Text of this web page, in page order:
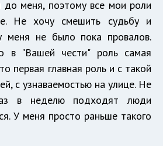
меня, поэтому все мои роли
Не хочу смешить судьбу и
меня не было пока провалов.
в "Вашей чести" роль самая
первая главная роль и с такой
с узнаваемостью на улице. Не
в неделю подходят люди
У меня просто раньше такого